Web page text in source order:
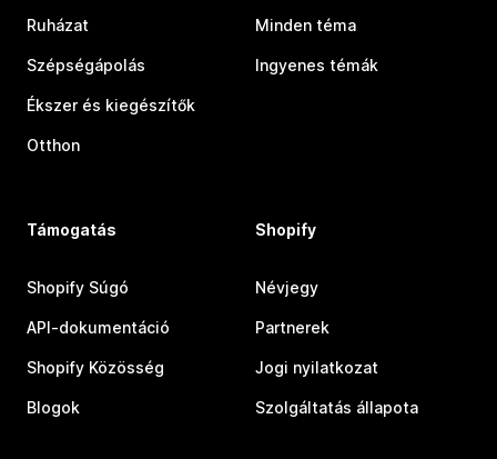
Ruházat
Szépségápolás
Ékszer és kiegészítők
Otthon
Minden téma
Ingyenes témák
Támogatás
Shopify Súgó
API-dokumentáció
Shopify Közösség
Blogok
Shopify
Névjegy
Partnerek
Jogi nyilatkozat
Szolgáltatás állapota